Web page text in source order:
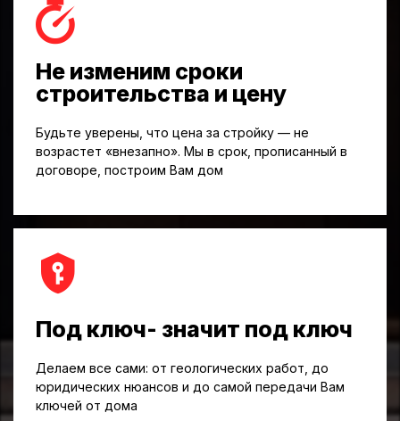
Не изменим сроки
строительства и цену
Будьте уверены, что цена за стройку — не
возрастет «внезапно». Мы в срок, прописанный в
договоре, построим Вам дом
Под ключ- значит под ключ
Делаем все сами: от геологических работ, до
юридических нюансов и до самой передачи Вам
ключей от дома